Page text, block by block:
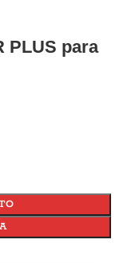
PLUS para